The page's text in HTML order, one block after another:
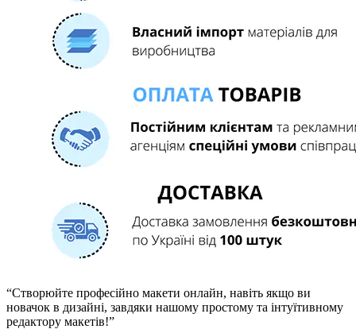
“Створюйте професійно макети онлайн, навіть якщо ви
новачок в дизайні, завдяки нашому простому та інтуїтивному
редактору макетів!”